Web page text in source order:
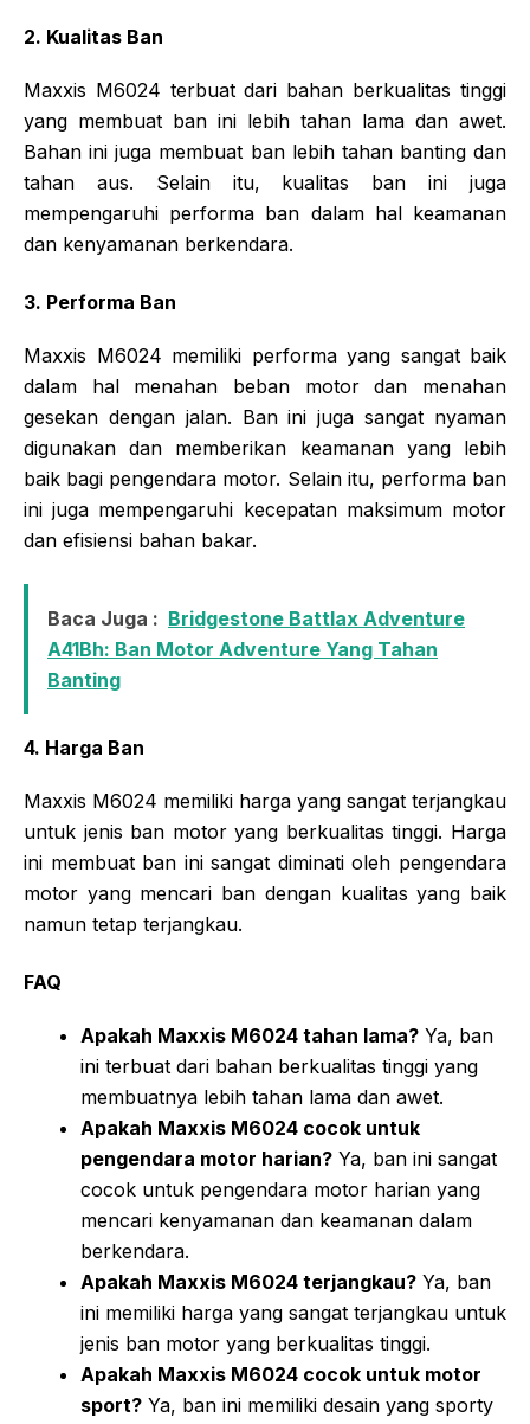
2. Kualitas Ban
Maxxis M6024 terbuat dari bahan berkualitas tinggi
yang membuat ban ini lebih tahan lama dan awet.
Bahan ini juga membuat ban lebih tahan banting dan
tahan aus. Selain itu, kualitas ban ini juga
mempengaruhi performa ban dalam hal keamanan
dan kenyamanan berkendara.
3. Performa Ban
Maxxis M6024 memiliki performa yang sangat baik
dalam hal menahan beban motor dan menahan
gesekan dengan jalan. Ban ini juga sangat nyaman
digunakan dan memberikan keamanan yang lebih
baik bagi pengendara motor. Selain itu, performa ban
ini juga mempengaruhi kecepatan maksimum motor
dan efisiensi bahan bakar.
Baca Juga : Bridgestone Battlax Adventure
A41Bh: Ban Motor Adventure Yang Tahan
Banting
4. Harga Ban
Maxxis M6024 memiliki harga yang sangat terjangkau
untuk jenis ban motor yang berkualitas tinggi. Harga
ini membuat ban ini sangat diminati oleh pengendara
motor yang mencari ban dengan kualitas yang baik
namun tetap terjangkau.
FAQ
Apakah Maxxis M6024 tahan lama? Ya, ban
ini terbuat dari bahan berkualitas tinggi yang
membuatnya lebih tahan lama dan awet.
Apakah Maxxis M6024 cocok untuk
pengendara motor harian? Ya, ban ini sangat
cocok untuk pengendara motor harian yang
mencari kenyamanan dan keamanan dalam
berkendara.
Apakah Maxxis M6024 terjangkau? Ya, ban
ini memiliki harga yang sangat terjangkau untuk
jenis ban motor yang berkualitas tinggi.
Apakah Maxxis M6024 cocok untuk motor
sport? Ya, ban ini memiliki desain yang sporty